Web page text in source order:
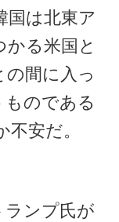
国は北東ア
る米国と
の間に入っ
ものである
安だ。
ンプ氏が